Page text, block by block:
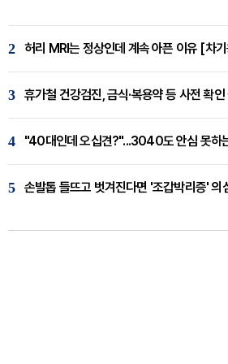
2 허리 MRI는 정상인데 계속 아픈 이유 [차
3 휴가철 건강검진, 금식·복용약 등 사전 확
4 "40대인데 오십견?"...3040도 안심 못하
5 손발톱 들뜨고 벗겨진다면 '조갑박리증' 의